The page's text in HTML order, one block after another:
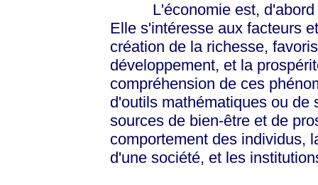
L'économie est, d'abord
Elle s'intéresse aux facteurs
création de la richesse,
développement, et la
compréhension de ces
d'outils mathématiques ou de
sources de bien-être et de
comportement des individus,
d'une société, et les